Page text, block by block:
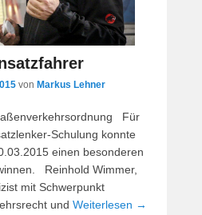
von Markus Lehner
Für
Schulung konnte
einen besonderen
Reinhold Wimmer,
mit Schwerpunkt
und Weiterlesen →